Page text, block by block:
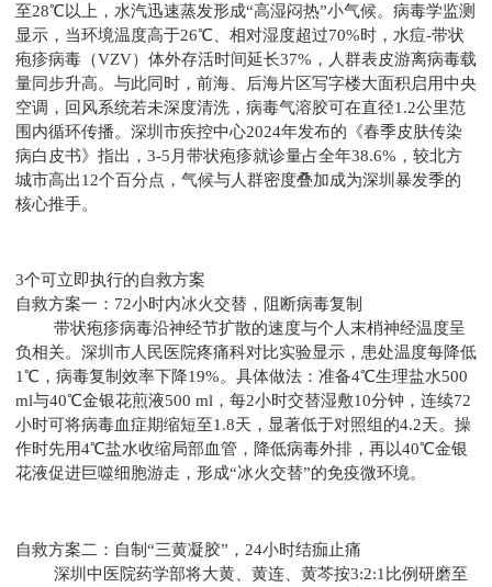
至28℃以上，水汽迅速蒸发形成“高湿闷热”小气候。病毒学监测
显示，当环境温度高于26℃、相对湿度超过70%时，水痘-带状
疱疹病毒（VZV）体外存活时间延长37%，人群表皮游离病毒载
量同步升高。与此同时，前海、后海片区写字楼大面积启用中央
空调，回风系统若未深度清洗，病毒气溶胶可在直径1.2公里范
围内循环传播。深圳市疾控中心2024年发布的《春季皮肤传染
病白皮书》指出，3-5月带状疱疹就诊量占全年38.6%，较北方
城市高出12个百分点，气候与人群密度叠加成为深圳暴发季的
核心推手。
3个可立即执行的自救方案
自救方案一：72小时内冰火交替，阻断病毒复制
带状疱疹病毒沿神经节扩散的速度与个人末梢神经温度呈
负相关。深圳市人民医院疼痛科对比实验显示，患处温度每降低
1℃，病毒复制效率下降19%。具体做法：准备4℃生理盐水500
ml与40℃金银花煎液500 ml，每2小时交替湿敷10分钟，连续72
小时可将病毒血症期缩短至1.8天，显著低于对照组的4.2天。操
作时先用4℃盐水收缩局部血管，降低病毒外排，再以40℃金银
花液促进巨噬细胞游走，形成“冰火交替”的免疫微环境。
自救方案二：自制“三黄凝胶”，24小时结痂止痛
深圳中医院药学部将大黄、黄连、黄芩按3:2:1比例研磨至